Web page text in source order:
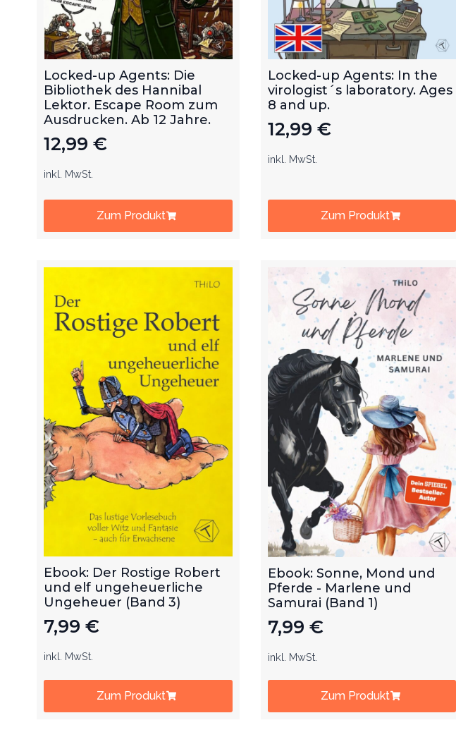
Locked-up Agents: Die
Bibliothek des Hannibal
Lektor. Escape Room zum
Ausdrucken. Ab 12 Jahre.
12,99 €
inkl. MwSt.
Zum Produkt
Locked-up Agents: In the
virologist´s laboratory. Ages
8 and up.
12,99 €
inkl. MwSt.
Zum Produkt
Ebook: Der Rostige Robert
und elf ungeheuerliche
Ungeheuer (Band 3)
7,99 €
inkl. MwSt.
Zum Produkt
Ebook: Sonne, Mond und
Pferde - Marlene und
Samurai (Band 1)
7,99 €
inkl. MwSt.
Zum Produkt